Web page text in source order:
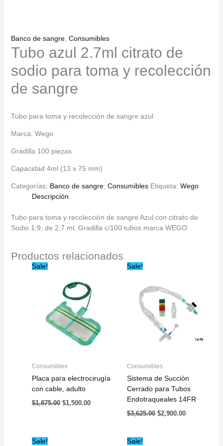
Banco de sangre, Consumibles
Tubo azul 2.7ml citrato de
sodio para toma y recolección
de sangre
Tubo para toma y recolección de sangre azul
Marca: Wego
Gradilla 100 piezas
Capacidad 4ml (13 x 75 mm)
Categorías: Banco de sangre, Consumibles Etiqueta: Wego
Descripción
Tubo para toma y recolección de sangre Azul con citrato de
Sodio 1:9, de 2.7 ml, Gradilla c/100 tubos marca WEGO
Productos relacionados
Sale!
Consumibles
Placa para electrocirugía
con cable, adulto
$1,875.00
was:
$1,875.00.
$1,500.00
$1,500.00.
Sale!
Consumibles
Sistema de Succión
Cerrado para Tubos
Endotraqueales 14FR
$3,625.00
$3,625.00.
$2,900.00
Sale! Sale!